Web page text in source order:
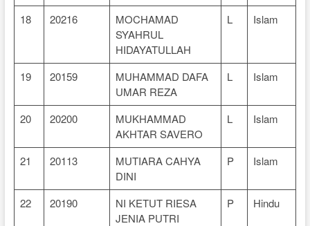
18 20216
MOCHAMAD
SYAHRUL
HIDAYATULLAH
L Islam
19 20159
MUHAMMAD DAFA
UMAR REZA
L Islam
20 20200
MUKHAMMAD
AKHTAR SAVERO
L Islam
21 20113
MUTIARA CAHYA
DINI
P Islam
22 20190
NI KETUT RIESA
JENIA PUTRI
P Hindu